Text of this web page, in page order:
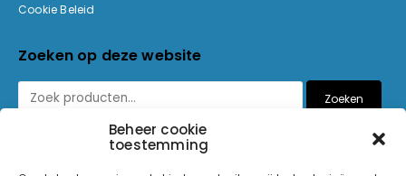
Beheer cookie
toestemming
Cookie Beleid
Zoeken op deze website
Zoeken